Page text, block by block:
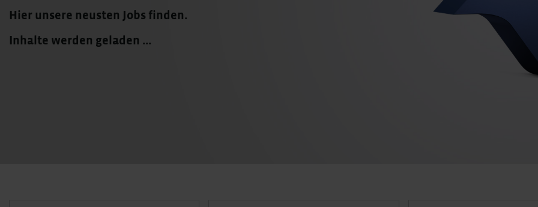
Hier unsere neusten Jobs finden.
Inhalte werden geladen ...